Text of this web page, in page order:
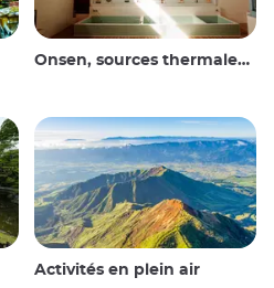
Onsen, sources thermales et bains publics
Activités en plein air